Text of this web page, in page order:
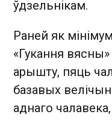
ўдзельнікам.
Раней як
«Гукання
арышту, пяць
базавых
аднаго